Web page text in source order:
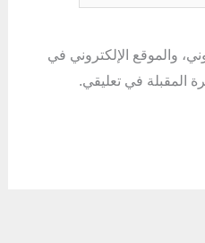
والموقع الإلكتروني في
المقبلة في تعليقي.